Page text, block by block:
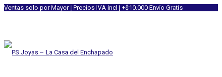
Ventas solo por Mayor | Precios IVA incl | +$10.000 Envío Gratis